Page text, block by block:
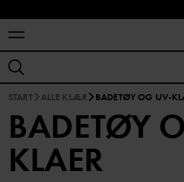
START ALLE KLÆR BADETØY OG UV-
BADETØY
KLAER